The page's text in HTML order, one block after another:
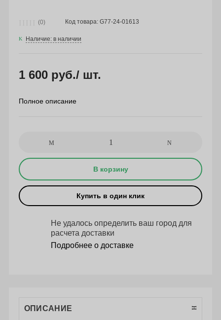
(0) Код товара: G77-24-01613
Наличие: в наличии
1 600 руб./ шт.
Полное описание
В корзину
Купить в один клик
Не удалось определить ваш город для
расчета доставки
Подробнее о доставке
ОПИСАНИЕ